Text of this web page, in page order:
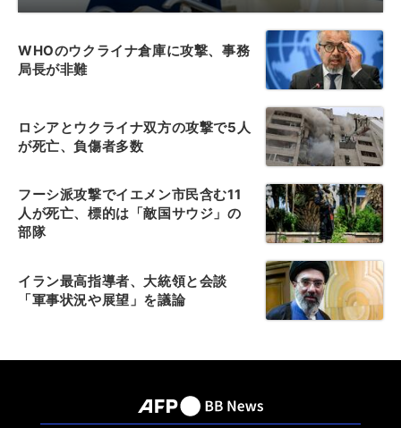
WHOのウクライナ倉庫に攻撃、事務
局長が非難
ロシアとウクライナ双方の攻撃で5人
が死亡、負傷者多数
フーシ派攻撃でイエメン市民含む11
人が死亡、標的は「敵国サウジ」の
部隊
イラン最高指導者、大統領と会談
「軍事状況や展望」を議論